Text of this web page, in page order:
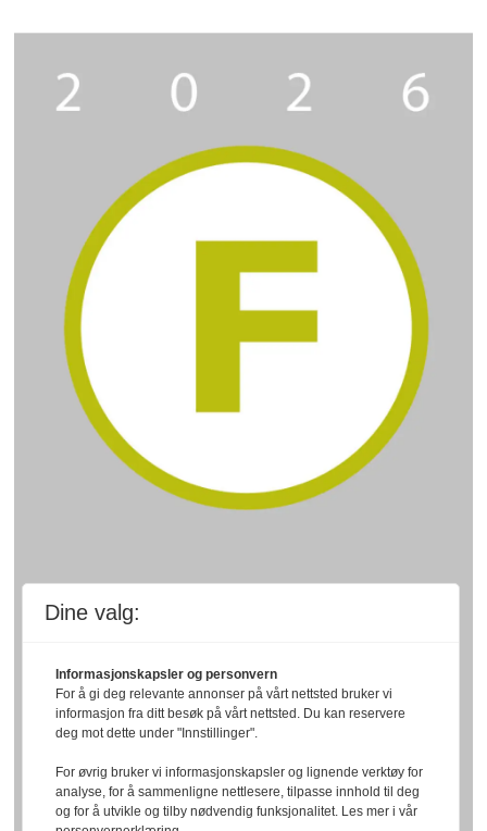
Dine valg:
Informasjonskapsler og personvern
For å gi deg relevante annonser på vårt nettsted bruker vi
informasjon fra ditt besøk på vårt nettsted. Du kan reservere
deg mot dette under "Innstillinger".
For øvrig bruker vi informasjonskapsler og lignende verktøy for
analyse, for å sammenligne nettlesere, tilpasse innhold til deg
og for å utvikle og tilby nødvendig funksjonalitet. Les mer i vår